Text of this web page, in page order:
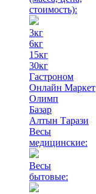
стоимость):
3кг
6кг
15кг
30кг
Гастроном
Онлайн Маркет
Олимп
Базар
Алтын Тарази
Весы
медицинские:
Весы
бытовые: